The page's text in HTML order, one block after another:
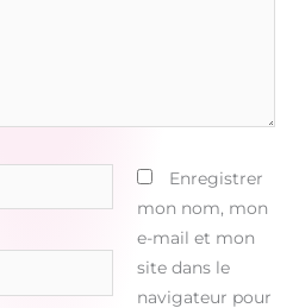
Enregistrer
mon nom, mon
e-mail et mon
site dans le
navigateur pour